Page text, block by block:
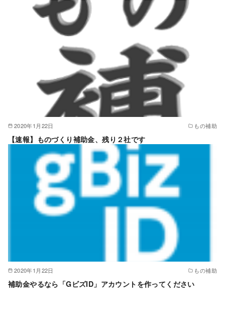
2020年1月22日 もの補助
【速報】ものづくり補助金、残り２社です
2020年1月22日 もの補助
補助金やるなら「GビズID」アカウントを作ってください